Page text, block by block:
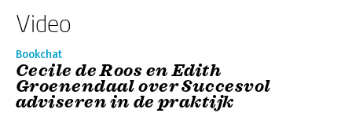
Video
Bookchat
Cecile de Roos en Edith
Groenendaal over Succesvol
adviseren in de praktijk